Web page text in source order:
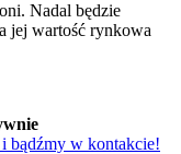
Nadal będzie
jej wartość rynkowa
bądźmy w kontakcie!